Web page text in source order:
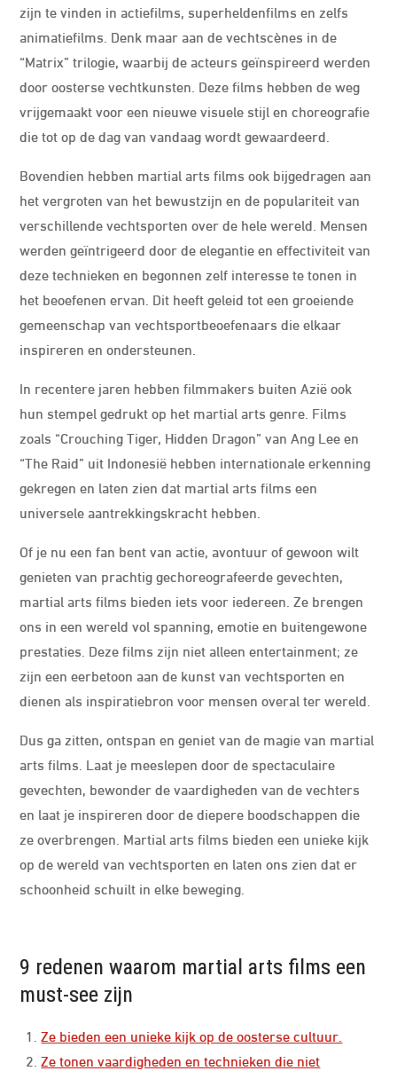
zijn te vinden in actiefilms, superheldenfilms en zelfs
animatiefilms. Denk maar aan de vechtscènes in de
“Matrix” trilogie, waarbij de acteurs geïnspireerd werden
door oosterse vechtkunsten. Deze films hebben de weg
vrijgemaakt voor een nieuwe visuele stijl en choreografie
die tot op de dag van vandaag wordt gewaardeerd.
Bovendien hebben martial arts films ook bijgedragen aan
het vergroten van het bewustzijn en de populariteit van
verschillende vechtsporten over de hele wereld. Mensen
werden geïntrigeerd door de elegantie en effectiviteit van
deze technieken en begonnen zelf interesse te tonen in
het beoefenen ervan. Dit heeft geleid tot een groeiende
gemeenschap van vechtsportbeoefenaars die elkaar
inspireren en ondersteunen.
In recentere jaren hebben filmmakers buiten Azië ook
hun stempel gedrukt op het martial arts genre. Films
zoals “Crouching Tiger, Hidden Dragon” van Ang Lee en
“The Raid” uit Indonesië hebben internationale erkenning
gekregen en laten zien dat martial arts films een
universele aantrekkingskracht hebben.
Of je nu een fan bent van actie, avontuur of gewoon wilt
genieten van prachtig gechoreografeerde gevechten,
martial arts films bieden iets voor iedereen. Ze brengen
ons in een wereld vol spanning, emotie en buitengewone
prestaties. Deze films zijn niet alleen entertainment; ze
zijn een eerbetoon aan de kunst van vechtsporten en
dienen als inspiratiebron voor mensen overal ter wereld.
Dus ga zitten, ontspan en geniet van de magie van martial
arts films. Laat je meeslepen door de spectaculaire
gevechten, bewonder de vaardigheden van de vechters
en laat je inspireren door de diepere boodschappen die
ze overbrengen. Martial arts films bieden een unieke kijk
op de wereld van vechtsporten en laten ons zien dat er
schoonheid schuilt in elke beweging.
9 redenen waarom martial arts films een
must-see zijn
Ze bieden een unieke kijk op de oosterse cultuur.
Ze tonen vaardigheden en technieken die niet